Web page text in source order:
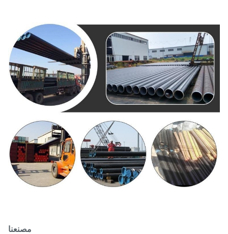
مصنعنا